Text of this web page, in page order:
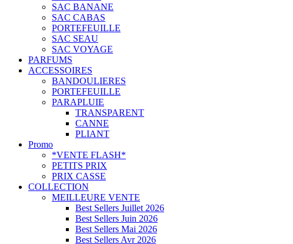
SAC BANANE
SAC CABAS
PORTEFEUILLE
SAC SEAU
SAC VOYAGE
PARFUMS
ACCESSOIRES
BANDOULIERES
PORTEFEUILLE
PARAPLUIE
TRANSPARENT
CANNE
PLIANT
Promo
*VENTE FLASH*
PETITS PRIX
PRIX CASSE
COLLECTION
MEILLEURE VENTE
Best Sellers Juillet 2026
Best Sellers Juin 2026
Best Sellers Mai 2026
Best Sellers Avr 2026